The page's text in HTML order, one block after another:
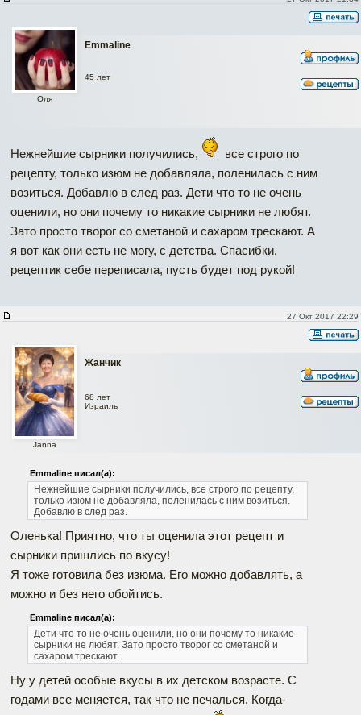
Emmaline
Оля
45 лет
Нежнейшие сырники получились,
все строго по
рецепту, только изюм не добавляла, поленилась с ним
возиться. Добавлю в след раз. Дети что то не очень
оценили, но они почему то никакие сырники не любят.
Зато просто творог со сметаной и сахаром трескают. А
я вот как они есть не могу, с детства. Спасибки,
рецептик себе переписала, пусть будет под рукой!
27 Окт 2017 22:29
Жанчик
Janna
68 лет
Израиль
Emmaline писал(а):
Нежнейшие сырники получились, все строго по рецепту,
только изюм не добавляла, поленилась с ним возиться.
Добавлю в след раз.
Оленька! Приятно, что ты оценила этот рецепт и
сырники пришлись по вкусу!
Я тоже готовила без изюма. Его можно добавлять, а
можно и без него обойтись.
Emmaline писал(а):
Дети что то не очень оценили, но они почему то никакие
сырники не любят. Зато просто творог со сметаной и
сахаром трескают.
Ну у детей особые вкусы в их детском возрасте. С
годами все меняется, так что не печалься. Когда-